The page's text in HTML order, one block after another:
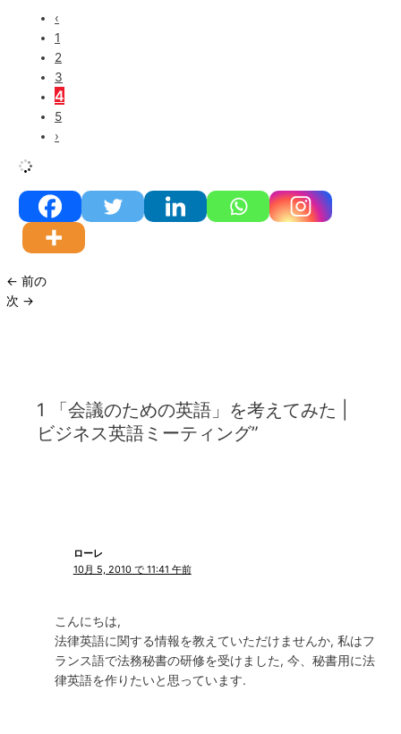
‹
1
2
3
4
5
›
← 前の
次 →
1 「会議のための英語」を考えてみた |
ビジネス英語ミーティング”
ローレ
10月 5, 2010 で 11:41 午前
こんにちは,
法律英語に関する情報を教えていただけませんか, 私はフ
ランス語で法務秘書の研修を受けました, 今、秘書用に法
律英語を作りたいと思っています.